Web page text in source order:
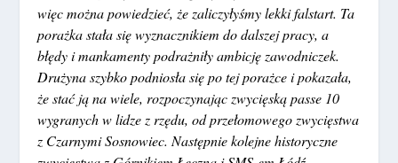
więc można powiedzieć, że zaliczyłyśmy lekki falstart. Ta
porażka stała się wyznacznikiem do dalszej pracy, a
błędy i mankamenty podrażniły ambicję zawodniczek.
Drużyna szybko podniosła się po tej porażce i pokazała,
że stać ją na wiele, rozpoczynając zwycięską passe 10
wygranych w lidze z rzędu, od przełomowego zwycięstwa
z Czarnymi Sosnowiec. Następnie kolejne historyczne